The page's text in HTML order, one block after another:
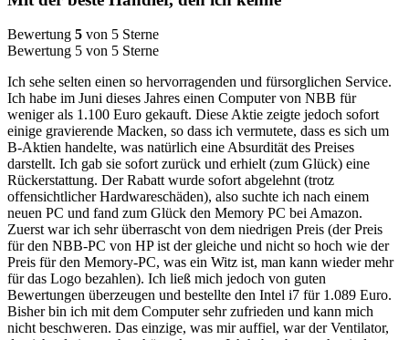
Bewertung 5 von 5 Sterne
Bewertung 5 von 5 Sterne
Ich sehe selten einen so hervorragenden und fürsorglichen Service.
Ich habe im Juni dieses Jahres einen Computer von NBB für
weniger als 1.100 Euro gekauft. Diese Aktie zeigte jedoch sofort
einige gravierende Macken, so dass ich vermutete, dass es sich um
B-Aktien handelte, was natürlich eine Absurdität des Preises
darstellt. Ich gab sie sofort zurück und erhielt (zum Glück) eine
Rückerstattung. Der Rabatt wurde sofort abgelehnt (trotz
offensichtlicher Hardwareschäden), also suchte ich nach einem
neuen PC und fand zum Glück den Memory PC bei Amazon.
Zuerst war ich sehr überrascht von dem niedrigen Preis (der Preis
für den NBB-PC von HP ist der gleiche und nicht so hoch wie der
Preis für den Memory-PC, was ein Witz ist, man kann wieder mehr
für das Logo bezahlen). Ich ließ mich jedoch von guten
Bewertungen überzeugen und bestellte den Intel i7 für 1.089 Euro.
Bisher bin ich mit dem Computer sehr zufrieden und kann mich
nicht beschweren. Das einzige, was mir auffiel, war der Ventilator,